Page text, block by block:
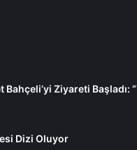
Bahçeli’yi Ziyareti Başladı:
Dizi Oluyor